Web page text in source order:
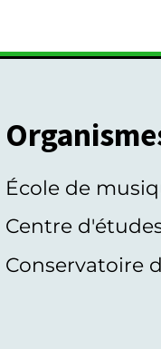
École de
Centre
Conservatoire